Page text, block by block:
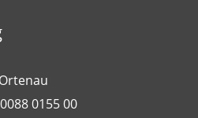
0155 00